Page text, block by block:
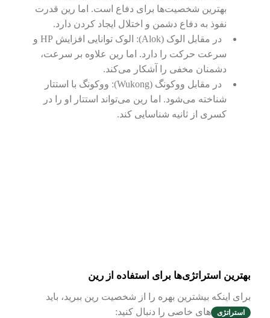
بهترین شخصیت‌ها برای دفاع است. اما رین قدرت
نفوذ به دفاع دشمن و اختلال ایجاد کردن دارد.
در مقابل الوک (Alok): الوک توانایی افزایش HP و
سرعت حرکت را دارد. اما رین علاوه بر سرعت،
دشمنان مخفی را آشکار می‌کند.
در مقابل ووکونگ (Wukong): ووکونگ با استتار
شناخته می‌شود. اما رین می‌تواند استتار او را در
کسری از ثانیه شناسایی کند.
بهترین استراتژی‌ها برای استفاده از رین
برای اینکه بیشترین بهره را از شخصیت رین ببرید، باید
استراتژی‌ های خاصی را دنبال کنید: